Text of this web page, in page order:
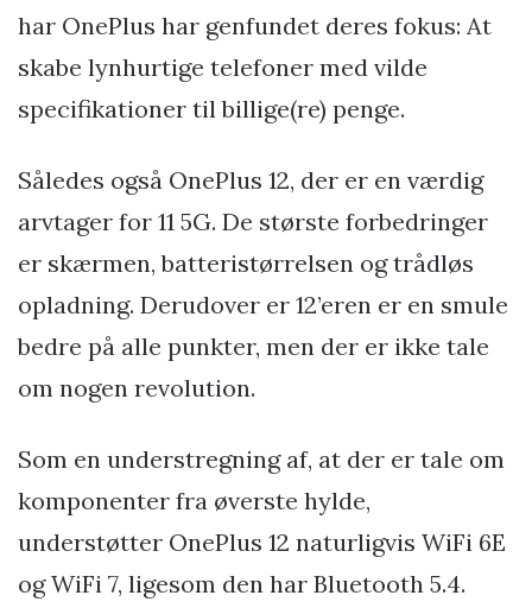
har OnePlus har genfundet deres fokus: At
skabe lynhurtige telefoner med vilde
specifikationer til billige(re) penge.
Således også OnePlus 12, der er en værdig
arvtager for 11 5G. De største forbedringer
er skærmen, batteristørrelsen og trådløs
opladning. Derudover er 12’eren er en smule
bedre på alle punkter, men der er ikke tale
om nogen revolution.
Som en understregning af, at der er tale om
komponenter fra øverste hylde,
understøtter OnePlus 12 naturligvis WiFi 6E
og WiFi 7, ligesom den har Bluetooth 5.4.